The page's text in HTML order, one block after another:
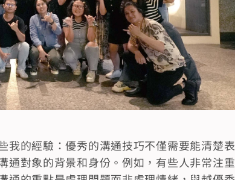
我的經驗：優秀的溝通技巧不僅需要能清楚表
通對象的背景和身份。例如，有些人非常注重